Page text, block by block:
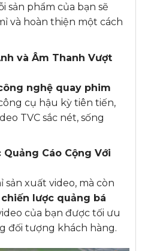
sản phẩm của bạn sẽ
và hoàn thiện một cách
và Âm Thanh Vượt
nghệ quay phim
cụ hậu kỳ tiên tiến,
TVC sắc nét, sống
Cáo Cộng Với
xuất video, mà còn
lược quảng bá
của bạn được tối ưu
đối tượng khách hàng.